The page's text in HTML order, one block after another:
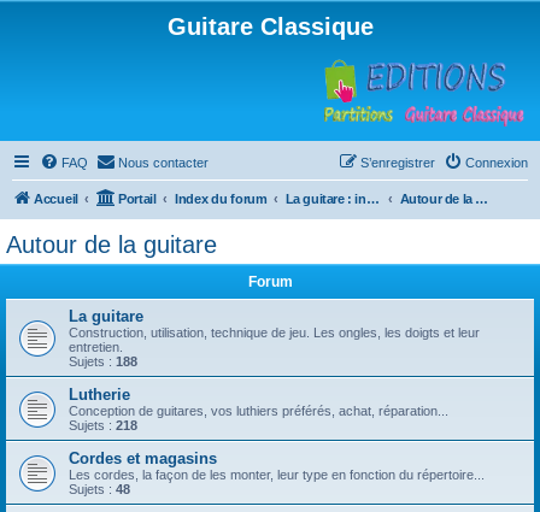
Guitare Classique
FAQ Nous contacter Connexion
S’enregistrer
Accueil Portail Index du forum La guitare : instrument, cours et théorie Autour de la guitare
Autour de la guitare
Forum
La guitare
Construction, utilisation, technique de jeu. Les ongles, les doigts et leur
entretien.
Sujets : 188
Lutherie
Conception de guitares, vos luthiers préférés, achat, réparation...
Sujets : 218
Cordes et magasins
Les cordes, la façon de les monter, leur type en fonction du répertoire...
Sujets : 48